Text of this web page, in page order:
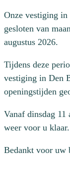
Onze vestiging
gesloten van
augustus 2026.
Tijdens deze
vestiging in Den
openingstijden
Vanaf dinsdag
weer voor u klaar.
Bedankt voor uw